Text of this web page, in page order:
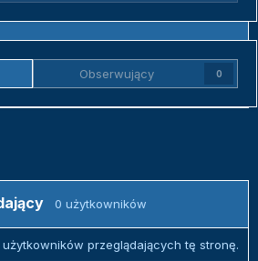
Obserwujący 0
0 użytkowników
przeglądających tę stronę.